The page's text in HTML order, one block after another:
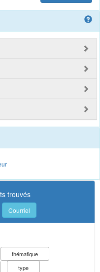
trouvés
Courriel
thématique
type